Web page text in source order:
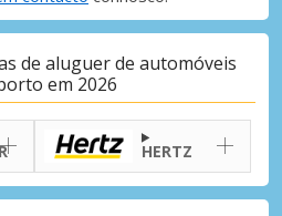
de aluguer de automóveis
em 2026
HERTZ